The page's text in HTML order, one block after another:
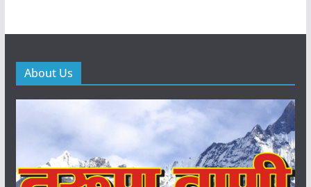
About Us